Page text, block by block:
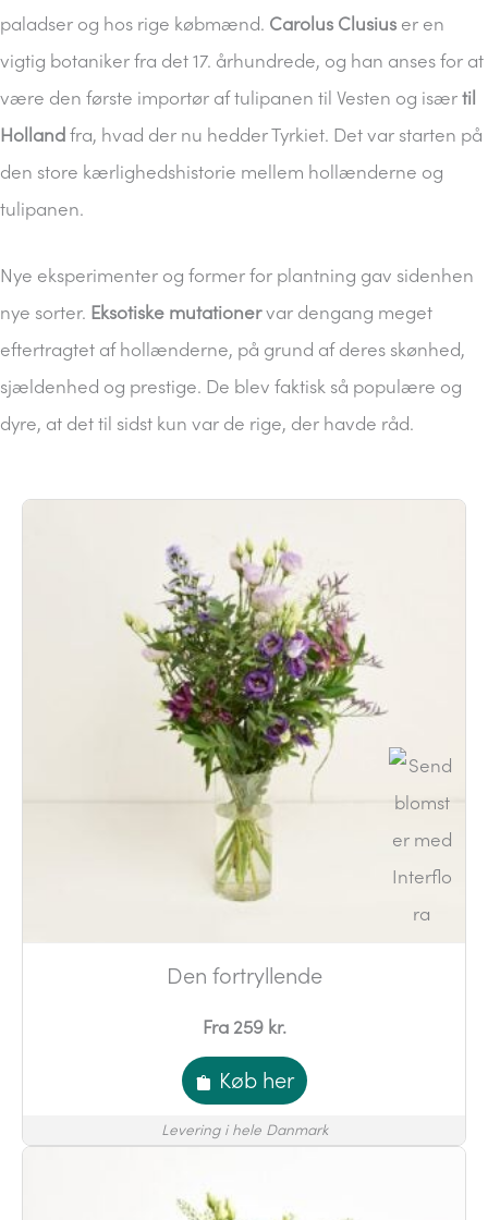
paladser og hos rige købmænd. Carolus Clusius er en
vigtig botaniker fra det 17. århundrede, og han anses for at
være den første importør af tulipanen til Vesten og isærtil
Hollandfra, hvad der nu hedder Tyrkiet. Det var starten på
den store kærlighedshistorie mellem hollænderne og
tulipanen.
Nye eksperimenter og former for plantning gav sidenhen
nye sorter. Eksotiske mutationervar dengang meget
eftertragtet af hollænderne, på grund af deres skønhed,
sjældenhed og prestige. De blev faktisk så populære og
dyre, at det til sidst kun var de rige, der havde råd.
Den fortryllende
Fra 259 kr.
Køb her
Levering i hele Danmark